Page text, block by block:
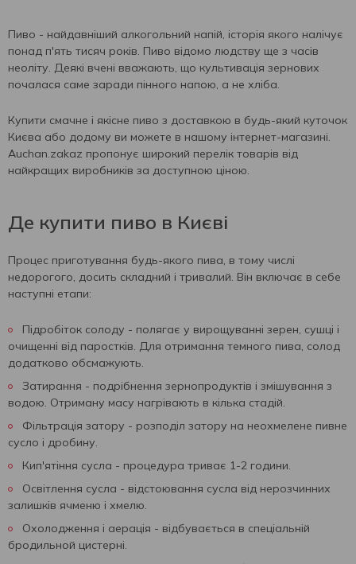
Пиво - найдавніший алкогольний напій, історія якого налічує
понад п'ять тисяч років. Пиво відомо людству ще з часів
неоліту. Деякі вчені вважають, що культивація зернових
почалася саме заради пінного напою, а не хліба.
Купити смачне і якісне пиво з доставкою в будь-який куточок
Києва або додому ви можете в нашому інтернет-магазині.
Auchan.zakaz пропонує широкий перелік товарів від
найкращих виробників за доступною ціною.
Де купити пиво в Києві
Процес приготування будь-якого пива, в тому числі
недорогого, досить складний і тривалий. Він включає в себе
наступні етапи:
Підробіток солоду - полягає у вирощуванні зерен, сушці і
очищенні від паростків. Для отримання темного пива, солод
додатково обсмажують.
Затирання - подрібнення зернопродуктів і змішування з
водою. Отриману масу нагрівають в кілька стадій.
Фільтрація затору - розподіл затору на неохмелене пивне
сусло і дробину.
Кип'ятіння сусла - процедура триває 1-2 години.
Освітлення сусла - відстоювання сусла від нерозчинних
залишків ячменю і хмелю.
Охолодження і аерація - відбувається в спеціальній
бродильной цистерні.